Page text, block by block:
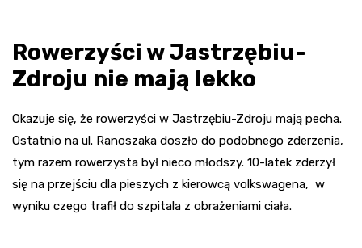
Rowerzyści w Jastrzębiu-
Zdroju nie mają lekko
Okazuje się, że rowerzyści w Jastrzębiu-Zdroju mają pecha.
Ostatnio na ul. Ranoszaka doszło do podobnego zderzenia,
tym razem rowerzysta był nieco młodszy. 10-latek zderzył
się na przejściu dla pieszych z kierowcą volkswagena, w
wyniku czego trafił do szpitala z obrażeniami ciała.